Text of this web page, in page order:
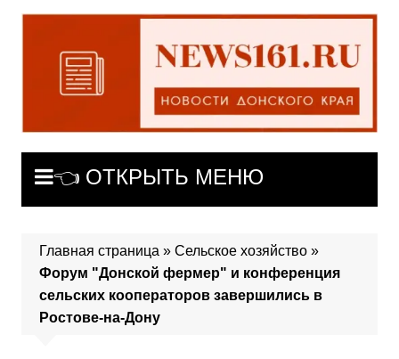
Перейти
содержимому
👈 ОТКРЫТЬ МЕНЮ
Главная страница » Сельское хозяйство»
Форум "Донской фермер" и конференция
сельских кооператоров завершились в
Ростове-на-Дону